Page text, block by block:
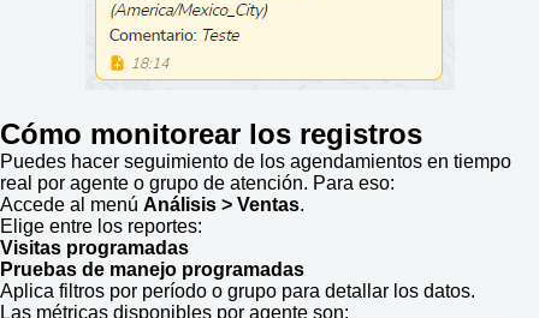
Cómo monitorear los registros
Puedes hacer seguimiento de los agendamientos en tiempo
real por agente o grupo de atención. Para eso:
Accede al menú Análisis > Ventas.
Elige entre los reportes:
Visitas programadas
Pruebas de manejo programadas
Aplica filtros por período o grupo para detallar los datos.
Las métricas disponibles por agente son: